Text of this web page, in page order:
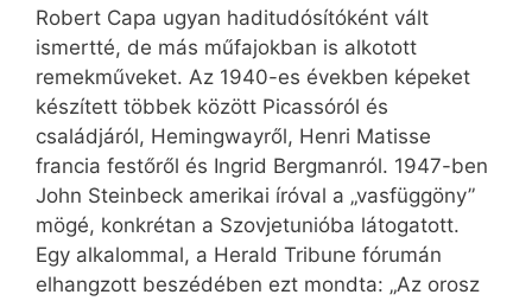
Robert Capa ugyan haditudósítóként vált
ismertté, de más műfajokban is alkotott
remekműveket. Az 1940-es években képeket
készített többek között Picassóról és
családjáról, Hemingwayről, Henri Matisse
francia festőről és Ingrid Bergmanról. 1947-ben
John Steinbeck amerikai íróval a „vasfüggöny”
mögé, konkrétan a Szovjetunióba látogatott.
Egy alkalommal, a Herald Tribune fórumán
elhangzott beszédében ezt mondta: „Az orosz